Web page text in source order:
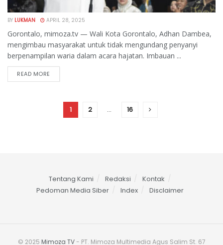
BY LUKMAN APRIL 28, 2025
Gorontalo, mimoza.tv — Wali Kota Gorontalo, Adhan Dambea,
mengimbau masyarakat untuk tidak mengundang penyanyi
berpenampilan waria dalam acara hajatan. Imbauan ...
READ MORE
1 2 … 16
Tentang Kami Redaksi
Kontak
Pedoman Media Siber
Index Disclaimer
© 2025 Mimoza TV- PT. Mimoza Multimedia Agus Salim St. 67